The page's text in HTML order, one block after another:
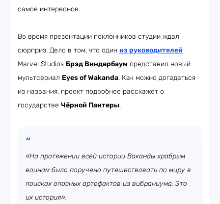
самое интересное.
Во время презентации поклонников студии ждал
сюрприз. Дело в том, что один из руководителей
Marvel Studios Брэд Виндербаум представил новый
мультсериал Eyes of Wakanda. Как можно догадаться
из названия, проект подробнее расскажет о
государстве Чёрной Пантеры.
«На протяжении всей истории Ваканды храбрым
воинам было поручено путешествовать по миру в
поисках опасных артефактов из вибраниума. Это
их история»,